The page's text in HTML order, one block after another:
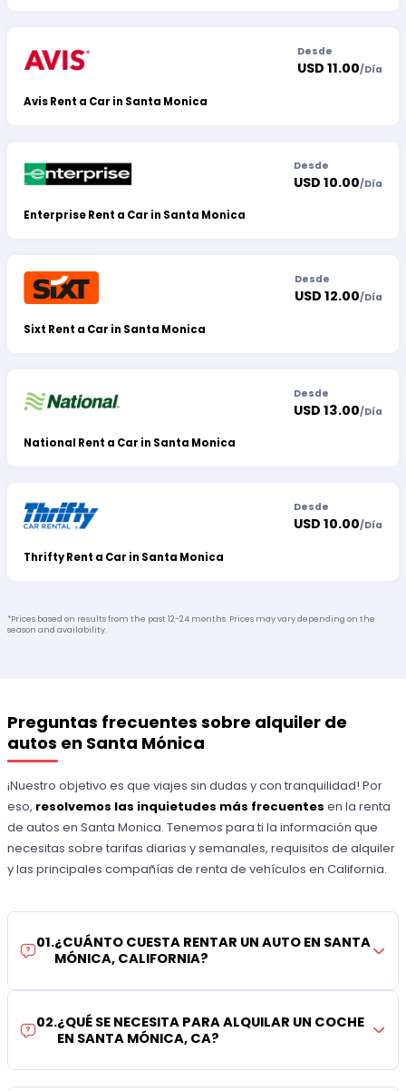
Avis Rent a Car in Santa Monica
Desde
USD 11.00/Día
Enterprise Rent a Car in Santa Monica
Desde
USD 10.00/Día
Sixt Rent a Car in Santa Monica
Desde
USD 12.00/Día
National Rent a Car in Santa Monica
Desde
USD 13.00/Día
Thrifty Rent a Car in Santa Monica
Desde
USD 10.00/Día
*Prices based on results from the past 12-24 months. Prices may vary depending on the
season and availability.
Preguntas frecuentes sobre alquiler de
autos en Santa Mónica
¡Nuestro objetivo es que viajes sin dudas y con tranquilidad! Por
eso, resolvemos las inquietudes más frecuentes en la renta
de autos en Santa Monica. Tenemos para ti la información que
necesitas sobre tarifas diarias y semanales, requisitos de alquiler
y las principales compañías de renta de vehículos en California.
01.¿CUÁNTO CUESTA RENTAR UN AUTO EN SANTA
MÓNICA, CALIFORNIA?
02.¿QUÉ SE NECESITA PARA ALQUILAR UN COCHE
EN SANTA MÓNICA, CA?